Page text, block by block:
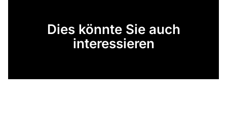
Dies könnte Sie auch
interessieren